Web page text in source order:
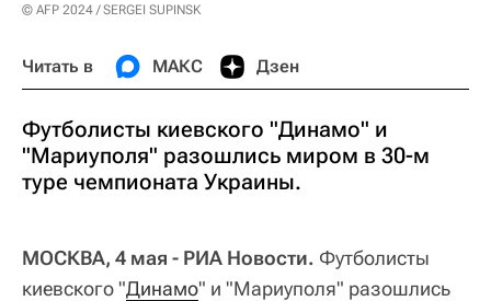
© AFP 2024 / SERGEI SUPINSK
Читать в МАКС Дзен
Футболисты киевского "Динамо" и
"Мариуполя" разошлись миром в 30-м
туре чемпионата Украины.
МОСКВА, 4 мая - РИА Новости. Футболисты
киевского "Динамо" и "Мариуполя" разошлись